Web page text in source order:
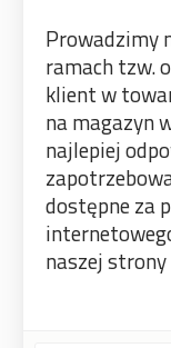
Prowadzimy
ramach tzw.
klient w
na magazyn
najlepiej
dostępne za
naszej